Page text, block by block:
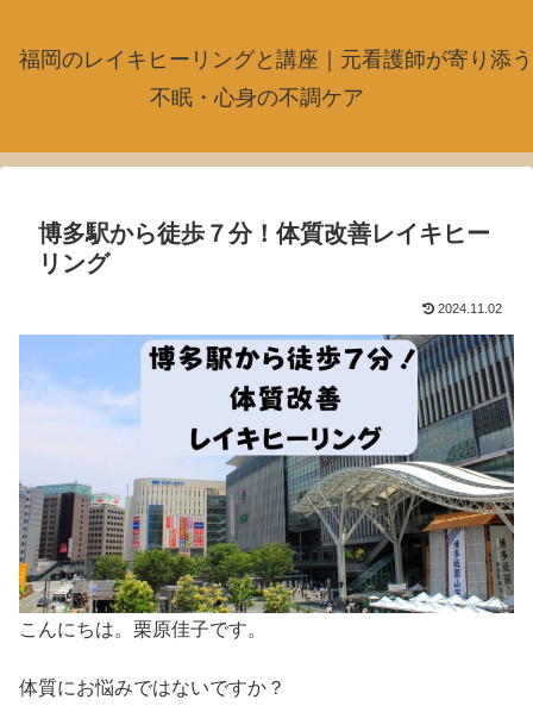
福岡のレイキヒーリングと講座｜元看護師が寄り添う
不眠・心身の不調ケア
博多駅から徒歩７分！体質改善レイキヒー
リング
2024.11.02
こんにちは。栗原佳子です。
体質にお悩みではないですか？